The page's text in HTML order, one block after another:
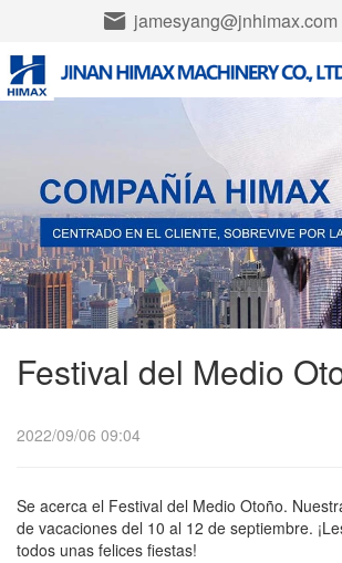
jamesyang@jnhimax.com
Festival del Medio
2022/09/06 09:04
Se acerca el Festival del Medio Otoño.
de vacaciones del 10 al 12 de septiembre.
todos unas felices fiestas!